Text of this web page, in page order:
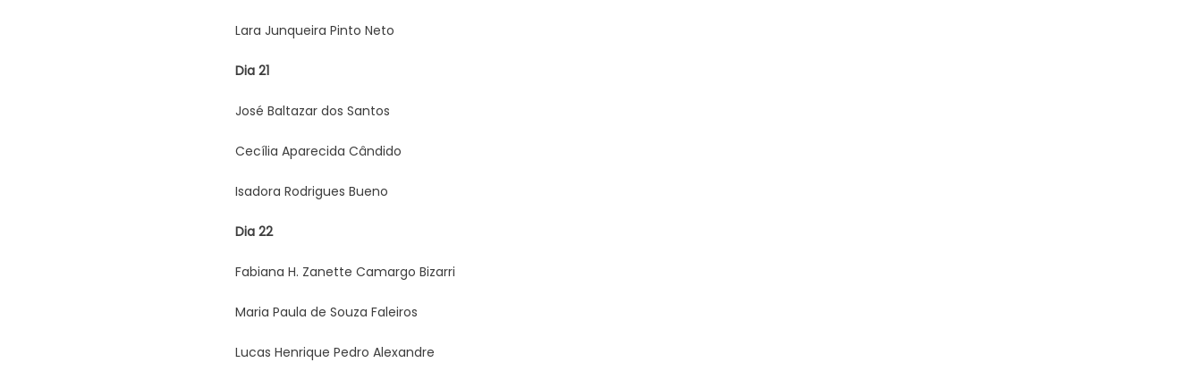
Lara Junqueira Pinto Neto
Dia 21
José Baltazar dos Santos
Cecília Aparecida Cândido
Isadora Rodrigues Bueno
Dia 22
Fabiana H. Zanette Camargo Bizarri
Maria Paula de Souza Faleiros
Lucas Henrique Pedro Alexandre